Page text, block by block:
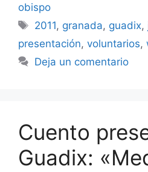
obispo
Etiquetas
2011, granada, guadix,
presentación, voluntarios,
Deja un comentario
Cuento
Guadix: